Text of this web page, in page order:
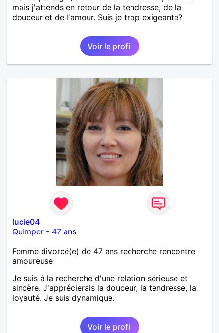
mais j'attends en retour de la tendresse, de la
douceur et de l'amour. Suis je trop exigeante?
Voir le profil
lucie04
Quimper - 47 ans
Femme divorcé(e) de 47 ans recherche rencontre
amoureuse
Je suis à la recherche d'une relation sérieuse et
sincère. J'apprécierais la douceur, la tendresse, la
loyauté. Je suis dynamique.
Voir le profil